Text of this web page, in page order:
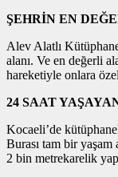
ŞEHRİN EN
Alev Alatlı
alanı. Ve en değerli
hareketiyle onlara
24 SAAT
Kocaeli’de
Burası tam bir
2 bin metrekarelik